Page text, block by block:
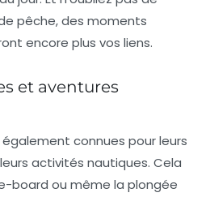
pêche, des moments
encore plus vos liens.
et aventures
connues pour leurs
activités nautiques. Cela
board ou même la plongée